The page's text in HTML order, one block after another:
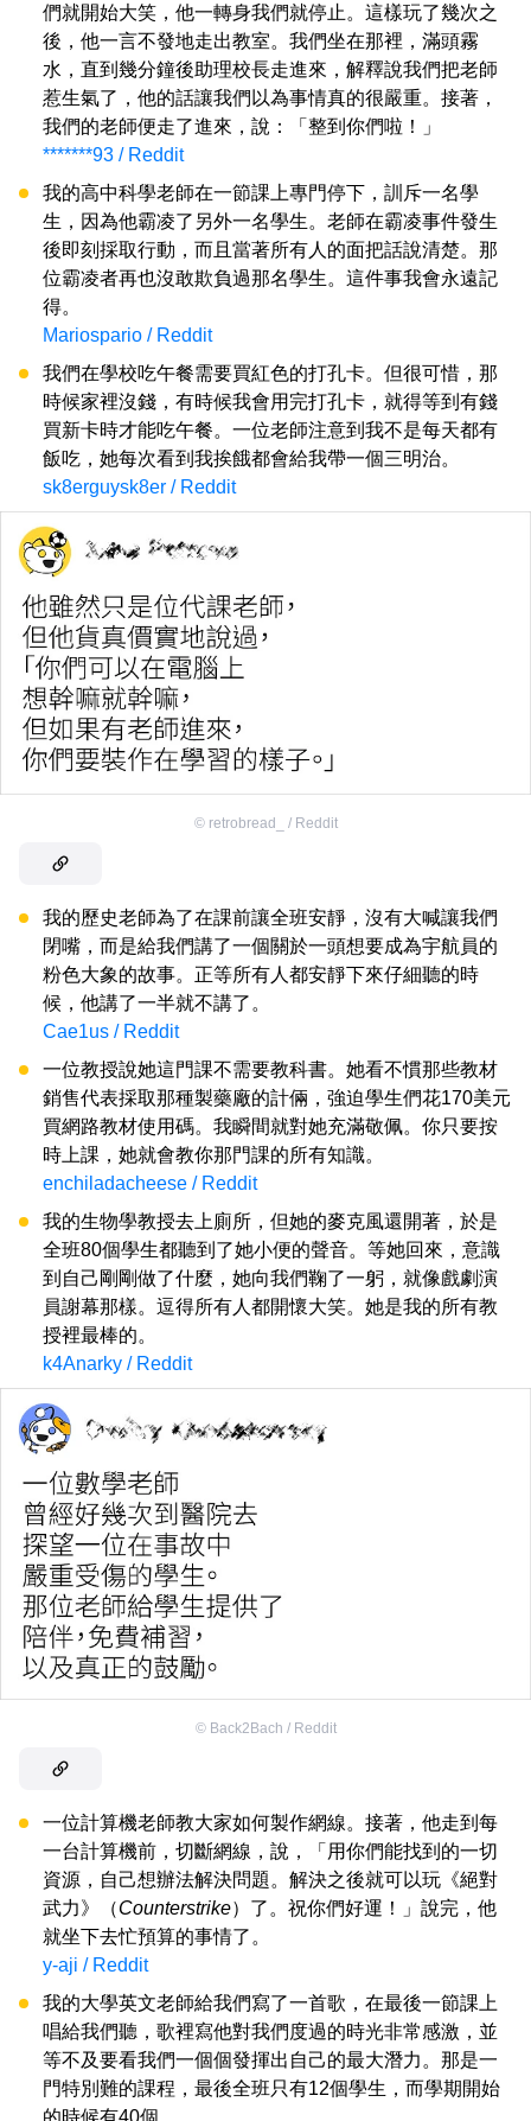
們就開始大笑，他一轉身我們就停止。這樣玩了幾次之
後，他一言不發地走出教室。我們坐在那裡，滿頭霧
水，直到幾分鐘後助理校長走進來，解釋說我們把老師
惹生氣了，他的話讓我們以為事情真的很嚴重。接著，
我們的老師便走了進來，說：「整到你們啦！」
*******93 / Reddit
我的高中科學老師在一節課上專門停下，訓斥一名學
生，因為他霸凌了另外一名學生。老師在霸凌事件發生
後即刻採取行動，而且當著所有人的面把話說清楚。那
位霸凌者再也沒敢欺負過那名學生。這件事我會永遠記
得。
Mariospario / Reddit
我們在學校吃午餐需要買紅色的打孔卡。但很可惜，那
時候家裡沒錢，有時候我會用完打孔卡，就得等到有錢
買新卡時才能吃午餐。一位老師注意到我不是每天都有
飯吃，她每次看到我挨餓都會給我帶一個三明治。
sk8erguysk8er / Reddit
© retrobread_ / Reddit
我的歷史老師為了在課前讓全班安靜，沒有大喊讓我們
閉嘴，而是給我們講了一個關於一頭想要成為宇航員的
粉色大象的故事。正等所有人都安靜下來仔細聽的時
候，他講了一半就不講了。
Cae1us / Reddit
一位教授說她這門課不需要教科書。她看不慣那些教材
銷售代表採取那種製藥廠的計倆，強迫學生們花170美元
買網路教材使用碼。我瞬間就對她充滿敬佩。你只要按
時上課，她就會教你那門課的所有知識。
enchiladacheese / Reddit
我的生物學教授去上廁所，但她的麥克風還開著，於是
全班80個學生都聽到了她小便的聲音。等她回來，意識
到自己剛剛做了什麼，她向我們鞠了一躬，就像戲劇演
員謝幕那樣。逗得所有人都開懷大笑。她是我的所有教
授裡最棒的。
k4Anarky / Reddit
© Back2Bach / Reddit
一位計算機老師教大家如何製作網線。接著，他走到每
一台計算機前，切斷網線，說，「用你們能找到的一切
資源，自己想辦法解決問題。解決之後就可以玩《絕對
武力》（Counterstrike）了。祝你們好運！」說完，他
就坐下去忙預算的事情了。
y-aji / Reddit
我的大學英文老師給我們寫了一首歌，在最後一節課上
唱給我們聽，歌裡寫他對我們度過的時光非常感激，並
等不及要看我們一個個發揮出自己的最大潛力。那是一
門特別難的課程，最後全班只有12個學生，而學期開始
的時候有40個。